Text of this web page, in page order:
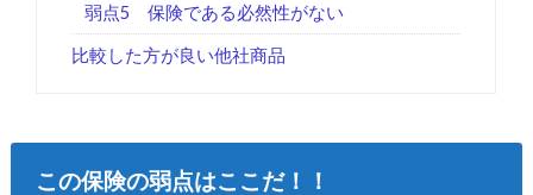
弱点5 保険である必然性がない
比較した方が良い他社商品
この保険の弱点はここだ！！